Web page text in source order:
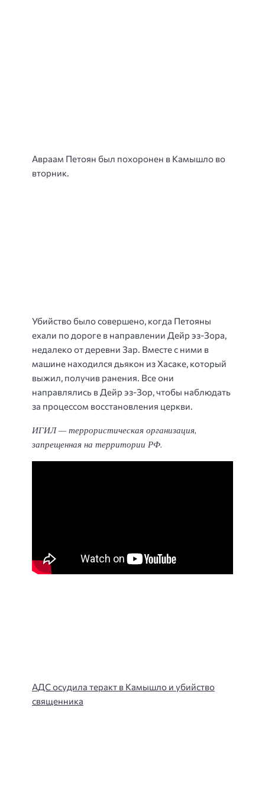
Авраам Петоян был похоронен в Камышло во
вторник.
Убийство было совершено, когда Петояны
ехали по дороге в направлении Дейр эз-Зора,
недалеко от деревни Зар. Вместе с ними в
машине находился дьякон из Хасаке, который
выжил, получив ранения. Все они
направлялись в Дейр эз-Зор, чтобы наблюдать
за процессом восстановления церкви.
ИГИЛ — террористическая организация,
запрещенная на территории РФ.
АДС осудила теракт в Камышло и убийство
священника